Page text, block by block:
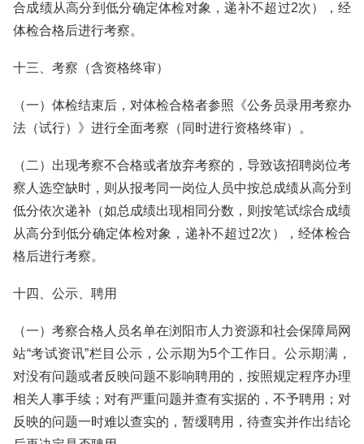
合成绩从高分到低分确定体检对象，递补不超过2次），经
体检合格后进行考察。
十三、考察（含资格终审）
（一）体检结束后，对体检合格者参照《公务员录用考察办
法（试行）》进行全面考察（同时进行资格终审）。
（二）出现考察不合格或者放弃考察的，导致该招聘岗位考
察人选空缺时，则从报考同一岗位人员中按总成绩从高分到
低分依次递补（如总成绩出现相同分数，则按笔试综合成绩
从高分到低分确定体检对象，递补不超过2次），经体检合
格后进行考察。
十四、公示、聘用
（一）考察合格人员名单在浏阳市人力资源和社会保障局网
站“考试资讯”栏目公示，公示期为5个工作日。公示期满，
对没有问题或者反映问题不影响聘用的，按照规定程序办理
相关人事手续；对有严重问题并查有实据的，不予聘用；对
反映的问题一时难以查实的，暂缓聘用，待查实并作出结论